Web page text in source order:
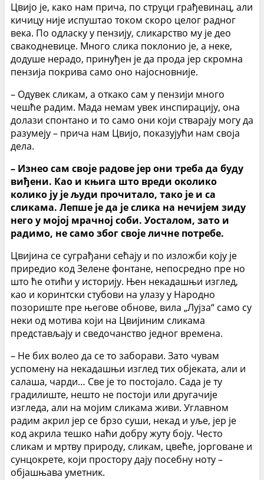
Цвијо је, како нам прича, по струци грађевинац, али
кичицу није испуштао током скоро целог радног
века. По одласку у пензију, сликарство му је део
свакодневице. Много слика поклонио је, а неке,
додуше нерадо, принуђен је да прода јер скромна
пензија покрива само оно најосновније.
– Одувек сликам, а откако сам у пензији много
чешће радим. Мада немам увек инспирацију, она
долази спонтано и то само они који стварају могу да
разумеју – прича нам Цвијо, показујући нам своја
дела.
– Изнео сам своје радове јер они треба да буду
виђени. Као и књига што вреди околико
колико ју је људи прочитало, тако је и са
сликама. Лепше је да је слика на нечијем зиду
него у мојој мрачној соби. Уосталом, зато и
радимо, не само због своје личне потребе.
Цвијина се суграђани сећају и по изложби коју је
приредио код Зелене фонтане, непосредно пре но
што ће отићи у историју. Њен некадашњи изглед,
као и коринтски стубови на улазу у Народно
позориште пре његове обнове, вила „Лујза“ само су
неки од мотива који на Цвијиним сликама
представљају и сведочанство једног времена.
– Не бих волео да се то заборави. Зато чувам
успомену на некадашњи изглед тих објеката, али и
салаша, чарди… Све је то постојало. Сада је ту
градилиште, нешто не постоји или другачије
изгледа, али на мојим сликама живи. Углавном
радим акрил јер се брзо суши, некад и уље, јер је
код акрила тешко наћи добру жуту боју. Често
сликам и мртву природу, сликам, цвеће, јорговане и
сунцокрете, који простору дају посебну ноту –
објашњава уметник.